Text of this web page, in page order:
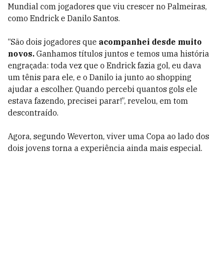
Mundial com jogadores que viu crescer no Palmeiras,
como Endrick e Danilo Santos.
“São dois jogadores que acompanhei desde muito
novos. Ganhamos títulos juntos e temos uma história
engraçada: toda vez que o Endrick fazia gol, eu dava
um tênis para ele, e o Danilo ia junto ao shopping
ajudar a escolher. Quando percebi quantos gols ele
estava fazendo, precisei parar!”, revelou, em tom
descontraído.
Agora, segundo Weverton, viver uma Copa ao lado dos
dois jovens torna a experiência ainda mais especial.